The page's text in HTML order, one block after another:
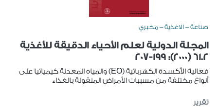
صناعة - الاغذية - مخبري
المجلة الدولية لعلم الأحياء الدقيقة للأغذية
61.2 (2000): 199-207
فعالية الأكسدة الكهربائية (EO) والمياه المعدلة كيميائيا على
أنواع مختلفة من مسببات الأمراض المنقولة بالغذاء
تقرير